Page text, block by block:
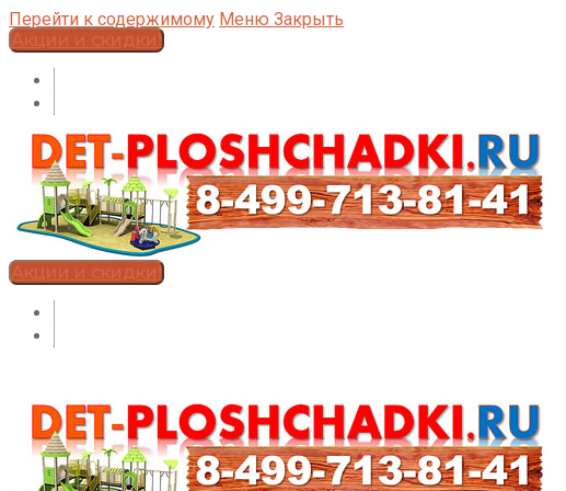
Перейти к содержимому Меню Закрыть
Акции и скидки!
Акции и скидки!